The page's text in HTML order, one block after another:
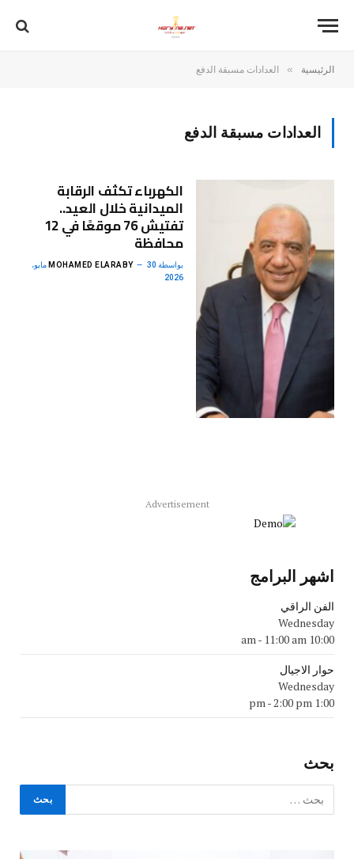
الرئيسية » العدادات مسبقة الدفع
العدادات مسبقة الدفع
الكهرباء تكثف الرقابة
الميدانية خلال العيد..
تفتيش 76 موقعًا في 12
محافظة
بواسطة MOHAMED ELARABY 30 مايو،
2026
Advertisement
اشهر البرامج
الفن الراقي
Wednesday
10:00 am
- 11:00 am
حوار الاجيال
Wednesday
1:00 pm
-2:00 pm
بحث